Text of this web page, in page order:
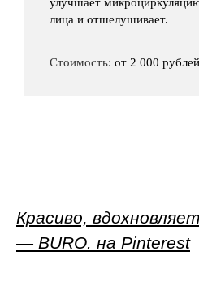
лица и отшелушивает.
Стоимость: от 2 000
Красиво,
— BURO. на Pinterest